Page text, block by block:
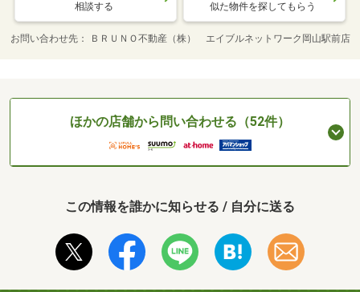
相談する 似た物件を探してもらう
お問い合わせ先 ＢＲＵＮＯ不動産（株） エイブルネットワーク岡山駅前店
ほかの店舗から問い合わせる（52件）
この情報を誰かに知らせる / 自分に送る